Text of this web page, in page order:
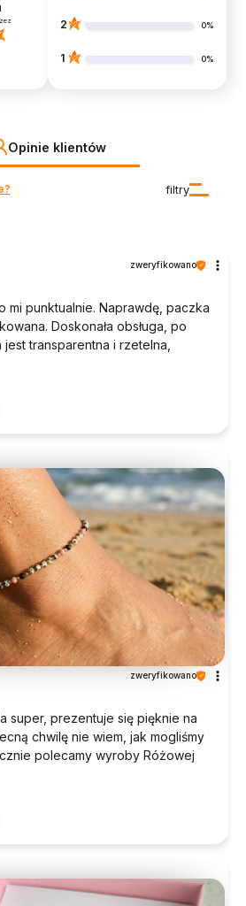
2 0%
1 0%
Opinie klientów
filtry
zweryfikowano
mi punktualnie. Naprawdę, paczka
Doskonała obsługa, po
transparentna i rzetelna,
zweryfikowano
super, prezentuje się pięknie na
chwilę nie wiem, jak mogliśmy
polecamy wyroby Różowej